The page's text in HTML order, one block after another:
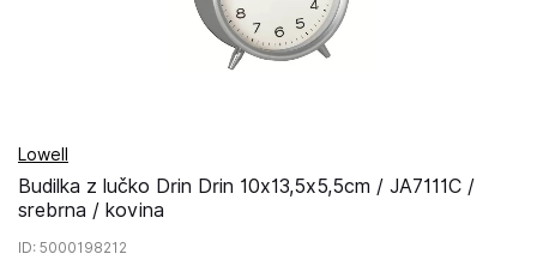
Lowell
Budilka z lučko Drin Drin 10x13,5x5,5cm / JA7111C /
srebrna / kovina
ID: 5000198212